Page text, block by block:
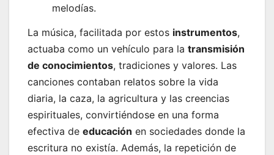
melodías.
La música, facilitada por estos instrumentos,
actuaba como un vehículo para la transmisión
de conocimientos, tradiciones y valores. Las
canciones contaban relatos sobre la vida
diaria, la caza, la agricultura y las creencias
espirituales, convirtiéndose en una forma
efectiva de educación en sociedades donde la
escritura no existía. Además, la repetición de